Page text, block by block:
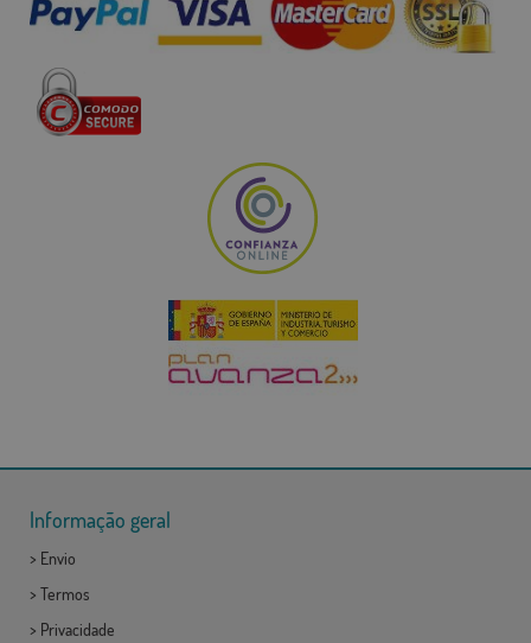
Informação geral
> Envio
> Termos
> Privacidade